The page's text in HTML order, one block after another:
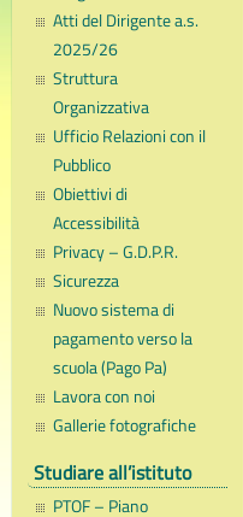
Atti del Dirigente a.s.
2025/26
Struttura
Organizzativa
Ufficio Relazioni con il
Pubblico
Obiettivi di
Accessibilità
Privacy – G.D.P.R.
Sicurezza
Nuovo sistema di
pagamento verso la
scuola (Pago Pa)
Lavora con noi
Gallerie fotografiche
Studiare all’istituto
PTOF – Piano